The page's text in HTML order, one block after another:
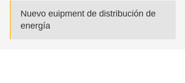
Nuevo euipment de distribución de
energía